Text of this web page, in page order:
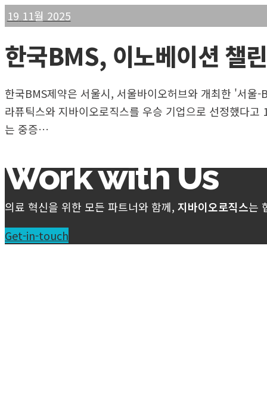
19 11월 2025
한국BMS, 이노베이션 챌
한국BMS제약은 서울시, 서울바이오허브와 개최한 '서울
라퓨틱스와 지바이오로직스를 우승 기업으로 선정했다
는 중증…
Work with Us
의료 혁신을 위한 모든 파트너와 함께, 지바이오로직스는
Get-in-touch